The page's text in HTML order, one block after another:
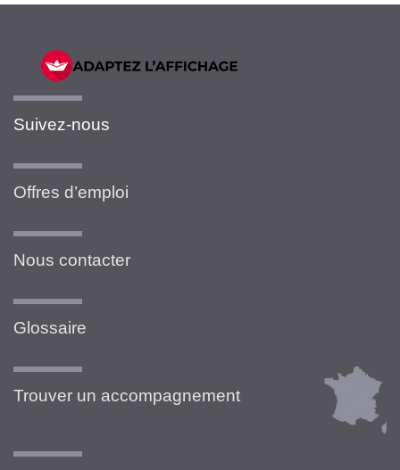
Suivez-nous
Offres d’emploi
Nous contacter
Glossaire
Trouver un accompagnement